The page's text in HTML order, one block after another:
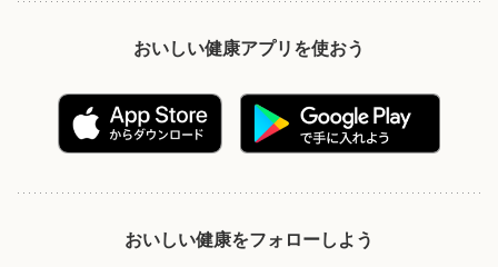
おいしい健康アプリを使おう
おいしい健康をフォローしよう